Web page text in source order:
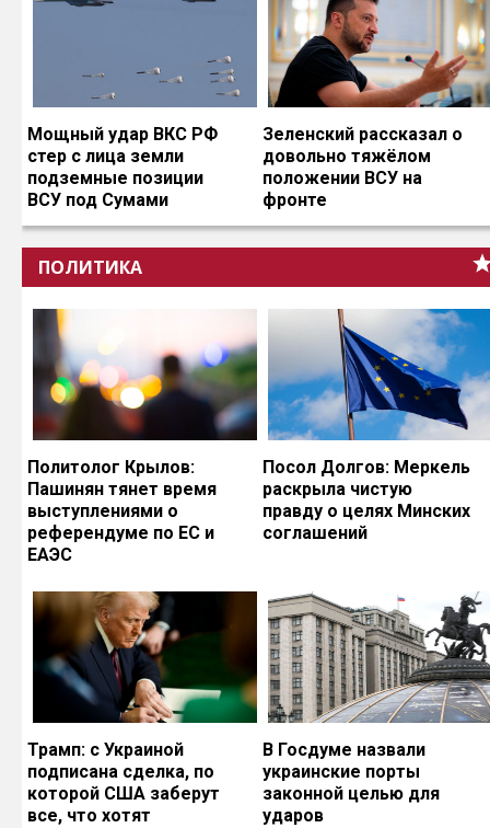
Мощный удар ВКС РФ
стер с лица земли
подземные позиции
ВСУ под Сумами
Зеленский рассказал о
довольно тяжёлом
положении ВСУ на
фронте
ПОЛИТИКА
Политолог Крылов:
Пашинян тянет время
выступлениями о
референдуме по ЕС и
ЕАЭС
Посол Долгов: Меркель
раскрыла чистую
правду о целях Минских
соглашений
Трамп: с Украиной
подписана сделка, по
которой США заберут
все, что хотят
В Госдуме назвали
украинские порты
законной целью для
ударов